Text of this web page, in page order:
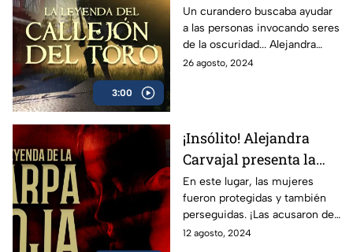
3:00
Leyenda del Callejón
del Toro
Un curandero buscaba ayudar
a las personas invocando seres
de la oscuridad... Alejandra
Carvajal nos presenta la
26 agosto, 2024
¡Insólito! Alejandra
Carvajal presenta la
Leyenda de la Carpa
Roja
En este lugar, las mujeres
fueron protegidas y también
perseguidas. ¡Las acusaron de
brujería! Alejandra Carvajal
12 agosto, 2024